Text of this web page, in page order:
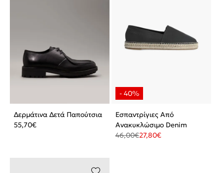
Δερμάτινα Δετά Παπούτσια
55,70€
Εσπαντρίγιες Από
Ανακυκλώσιμο Denim
46,00€27,80€